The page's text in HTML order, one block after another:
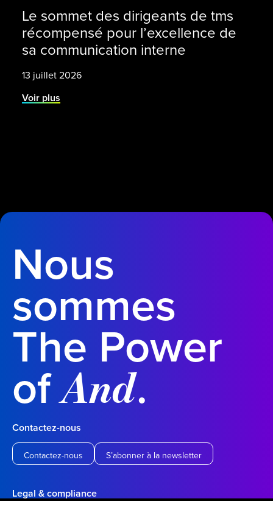
Le sommet des dirigeants de tms
récompensé pour l’excellence de
sa communication interne
13 juillet 2026
Voir plus
Nous
sommes
The Power
ofAnd.
Contactez-nous
Contactez-nous S’abonner à la newsletter
Legal & compliance